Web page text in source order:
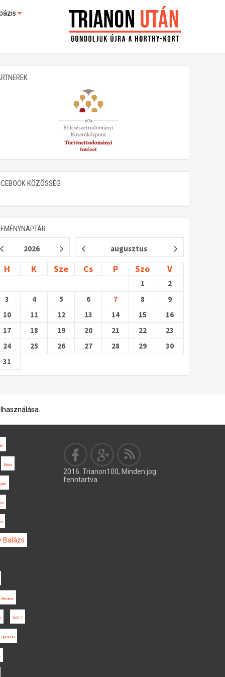
(feltöltés alatt)
KÖZÖSSÉG
2026 augusztus
H K Sze Cs P Szo V
1
2
3
4 5 6 7 8
9
10
11 12 13 14 15
16
17
18 19 20 21 22
23
24
25 26 27 28 29
30
31
Déda
Balázs
Review
BBTE
ujkor.hu
2016. Trianon100, Minden jog
fenntartva